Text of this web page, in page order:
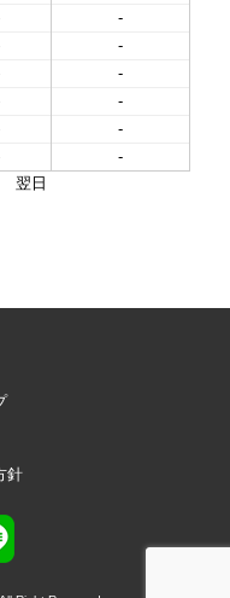
-
-
-
-
-
-
翌日
針